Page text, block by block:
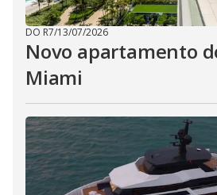
DO R7/13/07/2026
Novo apartamento
Miami